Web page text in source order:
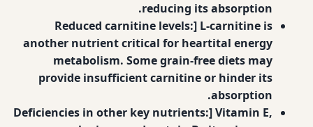
reducing its absorption.
Reduced carnitine levels:] L-carnitine is
another nutrient critical for heartital energy
metabolism. Some grain-free diets may
provide insufficient carnitine or hinder its
absorption.
Deficiencies in other key nutrients:] Vitamin E,